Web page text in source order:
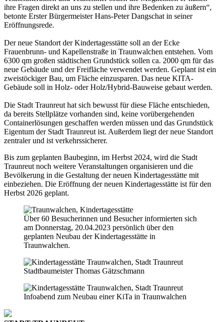
ihre Fragen direkt an uns zu stellen und ihre Bedenken zu äußern“,
betonte Erster Bürgermeister Hans-Peter Dangschat in seiner
Eröffnungsrede.
Der neue Standort der Kindertagesstätte soll an der Ecke
Frauenbrunn- und Kapellenstraße in Traunwalchen entstehen. Vom
6300 qm großen städtischen Grundstück sollen ca. 2000 qm für das
neue Gebäude und der Freifläche verwendet werden. Geplant ist ein
zweistöckiger Bau, um Fläche einzusparen. Das neue KITA-
Gebäude soll in Holz- oder Holz/Hybrid-Bauweise gebaut werden.
Die Stadt Traunreut hat sich bewusst für diese Fläche entschieden,
da bereits Stellplätze vorhanden sind, keine vorübergehenden
Containerlösungen geschaffen werden müssen und das Grundstück
Eigentum der Stadt Traunreut ist. Außerdem liegt der neue Standort
zentraler und ist verkehrssicherer.
Bis zum geplanten Baubeginn, im Herbst 2024, wird die Stadt
Traunreut noch weitere Veranstaltungen organisieren und die
Bevölkerung in die Gestaltung der neuen Kindertagesstätte mit
einbeziehen. Die Eröffnung der neuen Kindertagesstätte ist für den
Herbst 2026 geplant.
Über 60 Besucherinnen und Besucher informierten sich
am Donnerstag, 20.04.2023 persönlich über den
geplanten Neubau der Kindertagesstätte in
Traunwalchen.
Stadtbaumeister Thomas Gätzschmann
Infoabend zum Neubau einer KiTa in Traunwalchen